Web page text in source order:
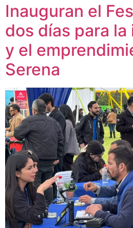
Inauguran el
dos días para la
y el
Serena